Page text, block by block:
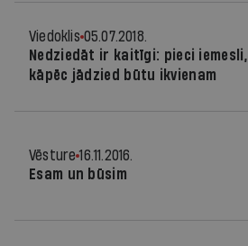
Viedoklis 05.07.2018.
Nedziedāt ir kaitīgi: pieci iemesli,
kāpēc jādzied būtu ikvienam
Vēsture 16.11.2016.
Esam un būsim